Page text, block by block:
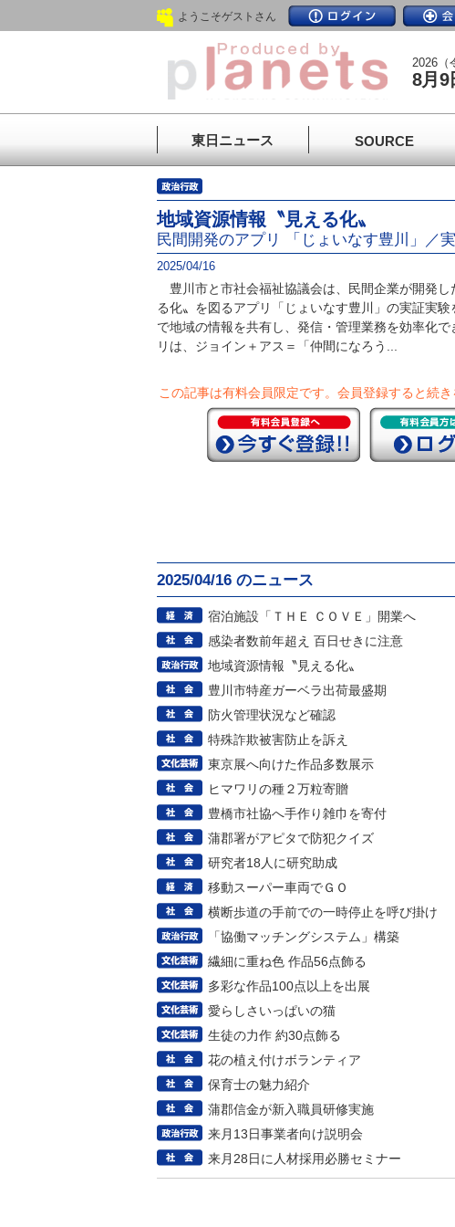
ようこそゲストさん
2026（
8月9
東日ニュース SOURCE
地域資源情報〝見える化〟
民間開発のアプリ 「じょいなす豊川」／
2025/04/16
豊川市と市社会福祉協議会は、民間企業が開発し
る化〟を図るアプリ「じょいなす豊川」の実証実験
で地域の情報を共有し、発信・管理業務を効率化
リは、ジョイン＋アス＝「仲間になろう...
この記事は有料会員限定です。 会員登録すると続き
2025/04/16 のニュース
宿泊施設「ＴＨＥ ＣＯＶＥ」開業へ
感染者数前年超え 百日せきに注意
地域資源情報〝見える化〟
豊川市特産ガーベラ出荷最盛期
防火管理状況など確認
特殊詐欺被害防止を訴え
東京展へ向けた作品多数展示
ヒマワリの種２万粒寄贈
豊橋市社協へ手作り雑巾を寄付
蒲郡署がアピタで防犯クイズ
研究者18人に研究助成
移動スーパー車両でＧＯ
横断歩道の手前での一時停止を呼び掛け
「協働マッチングシステム」構築
繊細に重ね色 作品56点飾る
多彩な作品100点以上を出展
愛らしさいっぱいの猫
生徒の力作 約30点飾る
花の植え付けボランティア
保育士の魅力紹介
蒲郡信金が新入職員研修実施
来月13日事業者向け説明会
来月28日に人材採用必勝セミナー